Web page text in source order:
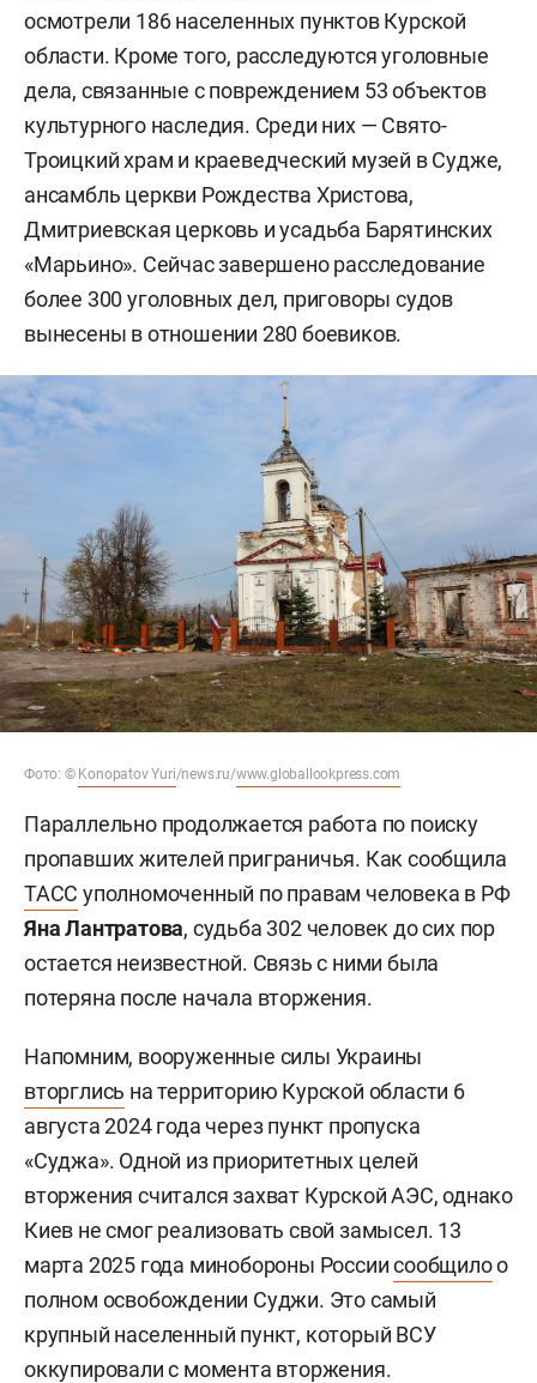
осмотрели 186 населенных пунктов Курской
области. Кроме того, расследуются уголовные
дела, связанные с повреждением 53 объектов
культурного наследия. Среди них — Свято-
Троицкий храм и краеведческий музей в Судже,
ансамбль церкви Рождества Христова,
Дмитриевская церковь и усадьба Барятинских
«Марьино». Сейчас завершено расследование
более 300 уголовных дел, приговоры судов
вынесены в отношении 280 боевиков.
Фото: © Konopatov Yuri/news.ru/www.globallookpress.com
Параллельно продолжается работа по поиску
пропавших жителей приграничья. Как сообщила
ТАСС уполномоченный по правам человека в РФ
Яна Лантратова, судьба 302 человек до сих пор
остается неизвестной. Связь с ними была
потеряна после начала вторжения.
Напомним, вооруженные силы Украины
вторглись на территорию Курской области 6
августа 2024 года через пункт пропуска
«Суджа». Одной из приоритетных целей
вторжения считался захват Курской АЭС, однако
Киев не смог реализовать свой замысел. 13
марта 2025 года минобороны Россиисообщилоо
полном освобождении Суджи. Это самый
крупный населенный пункт, который ВСУ
оккупировали с момента вторжения.